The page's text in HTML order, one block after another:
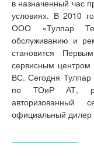
в назначенный час
условиях. В 2010
ООО «Тулпар
обслуживанию и
становится
сервисным центром
ВС. Сегодня Тулпар
по ТОиР АТ,
авторизованный
официальный дилер